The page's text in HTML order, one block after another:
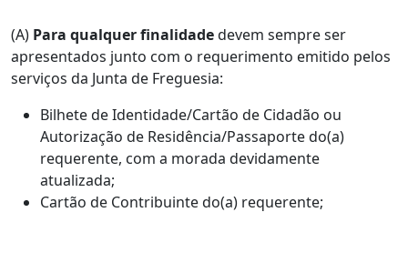
(A) Para qualquer finalidadedevem sempre ser
apresentados junto com o requerimento emitido pelos
serviços da Junta de Freguesia:
Bilhete de Identidade/Cartão de Cidadão ou
Autorização de Residência/Passaporte do(a)
requerente, com a morada devidamente
atualizada;
Cartão de Contribuinte do(a) requerente;